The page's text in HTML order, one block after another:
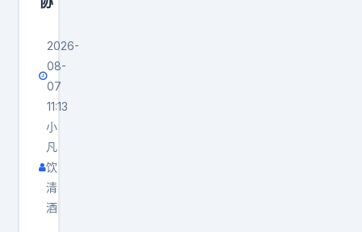
2026-
08-
07
11:13
小
凡
饮
清
酒